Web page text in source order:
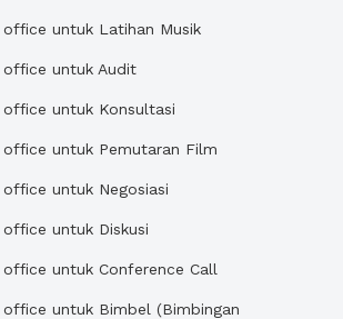
untuk Latihan Musik
untuk Audit
untuk Konsultasi
untuk Pemutaran Film
untuk Negosiasi
untuk Diskusi
untuk Conference Call
untuk Bimbel (Bimbingan